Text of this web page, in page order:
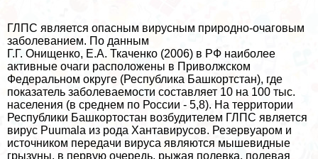
ГЛПС является опасным вирусным природно-очаговым
заболеванием. По данным
Г.Г. Онищенко, Е.А. Ткаченко (2006) в РФ наиболее
активные очаги расположены в Приволжском
Федеральном округе (Республика Башкортстан), где
показатель заболеваемости составляет 10 на 100 тыс.
населения (в среднем по России - 5,8). На территории
Республики Башкортостан возбудителем ГЛПС является
вирус Puumala из рода Хантавирусов. Резервуаром и
источником передачи вируса являются мышевидные
грызуны, в первую очередь, рыжая полевка, полевая